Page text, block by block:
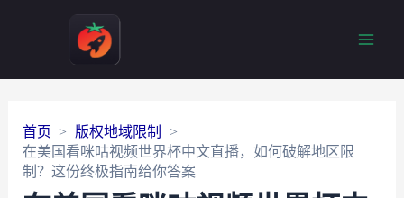
首页
版权地域限制
在美国看咪咕视频世界杯中文直播，如何破解地区限
制？这份终极指南给你答案